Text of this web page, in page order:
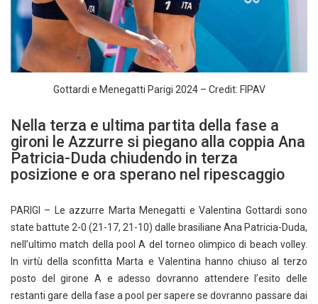
Gottardi e Menegatti Parigi 2024 – Credit: FIPAV
Nella terza e ultima partita della fase a
gironi le Azzurre si piegano alla coppia Ana
Patricia-Duda chiudendo in terza
posizione e ora sperano nel ripescaggio
PARIGI – Le azzurre Marta Menegatti e Valentina Gottardi sono
state battute 2-0 (21-17, 21-10) dalle brasiliane Ana Patricia-Duda,
nell’ultimo match della pool A del torneo olimpico di beach volley.
In virtù della sconfitta Marta e Valentina hanno chiuso al terzo
posto del girone A e adesso dovranno attendere l’esito delle
restanti gare della fase a pool per sapere se dovranno passare dai